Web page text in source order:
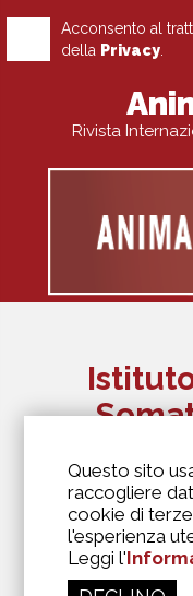
Questo sito
raccogliere
cookie di
l'esperienza
Leggi l'
Acconsento al
della Privacy
Rivista